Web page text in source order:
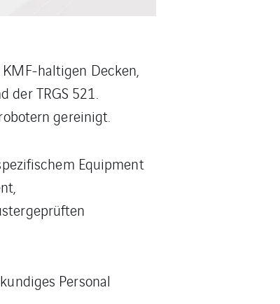
haltigen Decken,
der TRGS 521.
gereinigt.
Equipment
Personal